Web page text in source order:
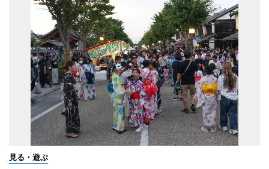
見る・遊ぶ